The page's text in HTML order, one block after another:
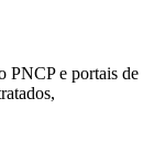
PNCP e portais de